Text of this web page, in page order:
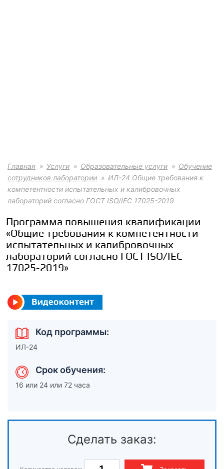
Главная Услуги Образовательные услуги
Обучение
сотрудников лаборатории
ИЛ-24 Общие требования к
компетентности испытательных и калибровочных
лабораторий согласно ГОСТ ISO/IEC 17025-2019
Программа повышения квалификации
«Общие требования к компетентности
испытательных и калибровочных
лабораторий согласно ГОСТ ISO/IEC
17025-2019»
Код программы:
ИЛ-24
Срок обучения:
16 или 24 или 72 часа
Сделать заказ: